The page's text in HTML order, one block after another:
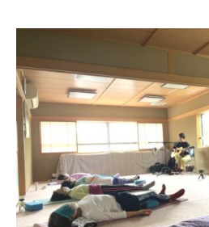
アーユルヴェーダ
プログラム&料金
ご予約